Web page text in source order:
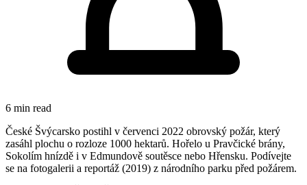
6 min read
České Švýcarsko postihl v červenci 2022 obrovský požár, který
zasáhl plochu o rozloze 1000 hektarů. Hořelo u Pravčické brány,
Sokolím hnízdě i v Edmundově soutěsce nebo Hřensku. Podívejte
se na fotogalerii a reportáž (2019) z národního parku před požárem.